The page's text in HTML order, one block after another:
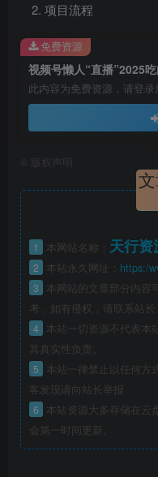
项目流程
视频号懒人“直播”2025
此内容为免费资源，请登录
免费资源
版权声明
1 本网站名称： 天行资
2 本站永久网址： https:/
3
本网站的文章部分内容
考，如有侵权，请联系站长
4
本站一切资源不代表本
其真实性负责。
5
本站一律禁止以任何方
客发现请向站长举报
6
本站资源大多存储在云
会第一时间更新。